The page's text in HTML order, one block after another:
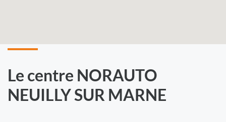
Le centre NORAUTO
NEUILLY SUR MARNE